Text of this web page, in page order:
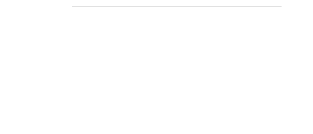
POHÁR NA ČERVENÉ VÍNO PRE MAMU -